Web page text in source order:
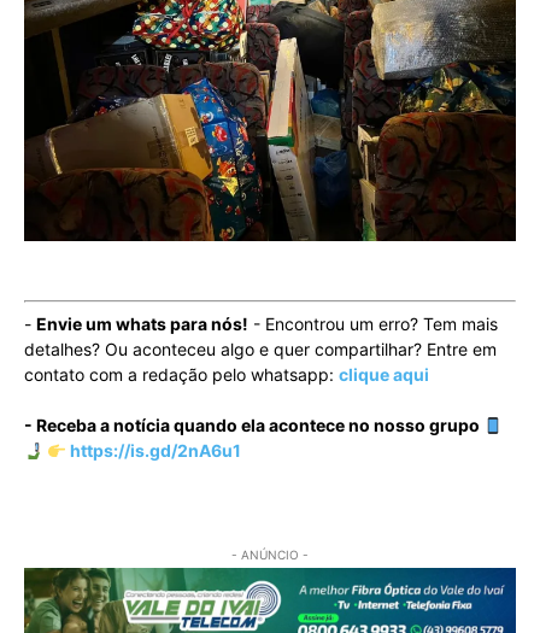
- Envie um whats para nós! - Encontrou um erro? Tem mais
detalhes? Ou aconteceu algo e quer compartilhar? Entre em
contato com a redação pelo whatsapp: clique aqui
- Receba a notícia quando ela acontece no nosso grupo
https://is.gd/2nA6u1
- ANÚNCIO -